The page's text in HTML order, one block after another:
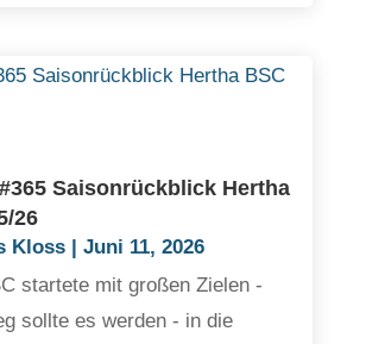
Saisonrückblick Hertha
26
Kloss| Juni 11, 2026
startete mit großen Zielen -
sollte es werden - in die